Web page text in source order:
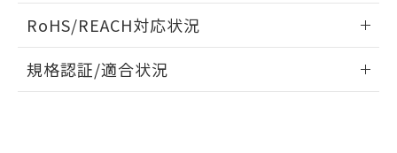
ドすることができます。
ログイン/会員登録
RoHS/REACH対応状況
EU RoHS 注意事項・凡例
規格認証/適合状況
お客様が当ウェブサイト上で当社にご
登録された部品リストについて、当社
および当社の共同利用者が、当社の製
品・サービスに関するお客様との取
引・商談に必要な範囲で利用すること
※3 非含有証明書ダウンロード
下記の非含有証明書をダウンロードするこ
とができます。
合意する